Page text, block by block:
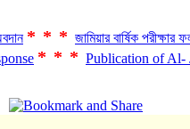
*** জামিয়ার বার্ষিক
*** Publication of Al-